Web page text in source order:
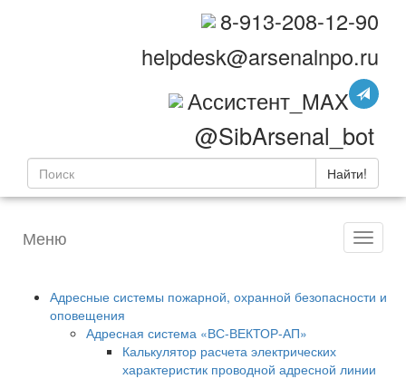
8-913-208-12-90
helpdesk@arsenalnpo.ru
Ассистент_MAX
@SibArsenal_bot
Найти!
Меню
Адресные системы пожарной, охранной безопасности и
оповещения
Адресная система «ВС-ВЕКТОР-АП»
Калькулятор расчета электрических
характеристик проводной адресной линии